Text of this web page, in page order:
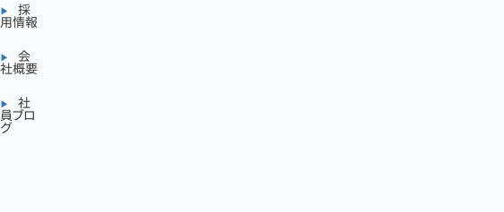
採
用情報
会
社概要
社
員ブロ
グ